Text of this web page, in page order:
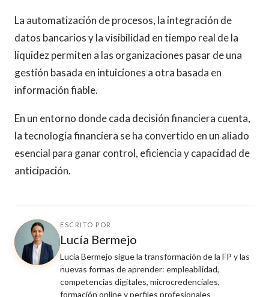
La automatización de procesos, la integración de
datos bancarios y la visibilidad en tiempo real de la
liquidez permiten a las organizaciones pasar de una
gestión basada en intuiciones a otra basada en
información fiable.
En un entorno donde cada decisión financiera cuenta,
la tecnología financiera se ha convertido en un aliado
esencial para ganar control, eficiencia y capacidad de
anticipación.
ESCRITO POR
Lucía Bermejo
Lucía Bermejo sigue la transformación de la FP y las
nuevas formas de aprender: empleabilidad,
competencias digitales, microcredenciales,
formación online y perfiles profesionales